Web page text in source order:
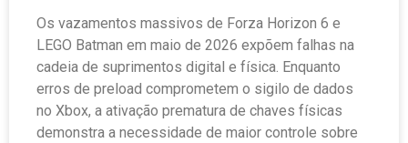
Os vazamentos massivos de Forza Horizon 6 e
LEGO Batman em maio de 2026 expõem falhas na
cadeia de suprimentos digital e física. Enquanto
erros de preload comprometem o sigilo de dados
no Xbox, a ativação prematura de chaves físicas
demonstra a necessidade de maior controle sobre